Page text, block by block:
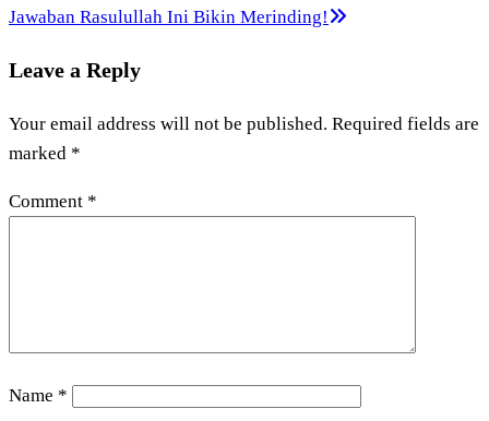
Jawaban Rasulullah Ini Bikin Merinding!
Leave a Reply
Your email address will not be published. Required fields are
marked *
Comment *
Name *